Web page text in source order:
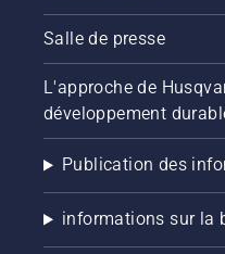
Salle de presse
L'approche de
développement
Publication des
informations sur la